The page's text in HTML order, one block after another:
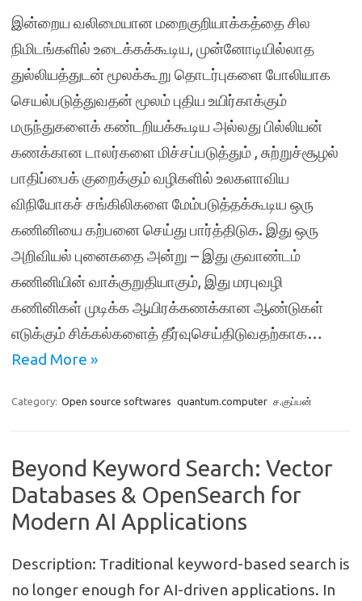
இன்றைய வலிமையான மறைகுறியாக்கத்தை சில
நிமிடங்களில் உடைக்கக்கூடிய, முன்னோடியில்லாத
துல்லியத்துடன் மூலக்கூறு தொடர்புகளை போலியாக
செயல்படுத்துவதன் மூலம் புதிய உயிர்காக்கும்
மருந்துகளைக் கண்டறியக்கூடிய அல்லது பில்லியன்
கணக்கான டாலர்களை மிச்சப்படுத்தும் , சுற்றுச்சூழல்
பாதிப்பைக் குறைக்கும் வழிகளில் உலகளாவிய
விநியோகச் சங்கிலிகளை மேம்படுத்தக்கூடிய ஒரு
கணினியை கற்பனை செய்து பார்த்திடுக. இது ஒரு
அறிவியல் புனைகதை அன்று – இது குவாண்டம்
கணினியின் வாக்குறுதியாகும், இது மரபுவழி
கணினிகள் முடிக்க ஆயிரக்கணக்கான ஆண்டுகள்
எடுக்கும் சிக்கல்களைத் தீர்வுசெய்திடுவதற்காக…
Read More »
Category: Open source softwares quantum.computer ச.குப்பன்
Beyond Keyword Search: Vector
Databases & OpenSearch for
Modern AI Applications
Description: Traditional keyword-based search is
no longer enough for AI-driven applications. In